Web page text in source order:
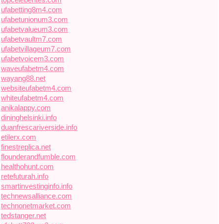
ufabetting8m4.com
ufabetunionum3.com
ufabetvalueum3.com
ufabetvaultm7.com
ufabetvillageum7.com
ufabetvoicem3.com
waveufabetm4.com
wayang88.net
websiteufabetm4.com
whiteufabetm4.com
anikalappy.com
dininghelsinki.info
duanfrescariverside.info
etilerx.com
finestreplica.net
flounderandfumble.com
healthohunt.com
retefuturah.info
smartinvestinginfo.info
technewsalliance.com
technonetmarket.com
tedstanger.net